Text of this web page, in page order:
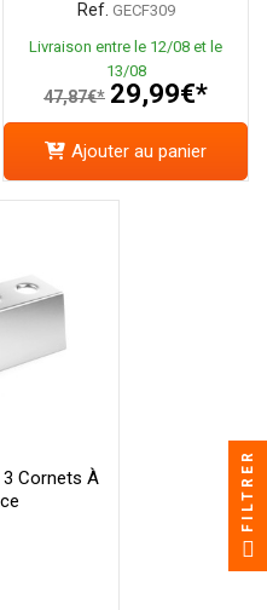
Ref. GECF309
Livraison entre le 12/08 et le
13/08
47,87€* 29,99€*
Ajouter au panier
Cornets À
FILTRER